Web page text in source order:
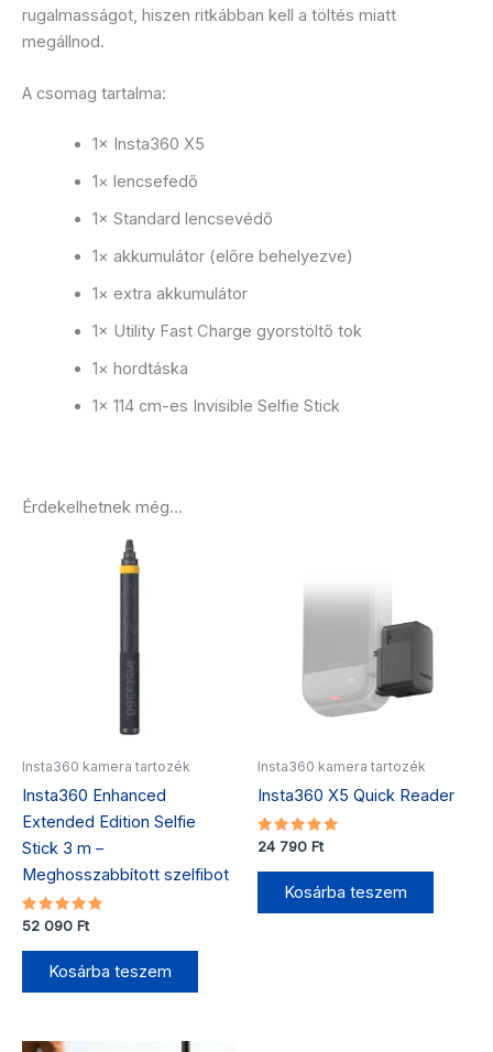
rugalmasságot, hiszen ritkábban kell a töltés miatt
megállnod.
A csomag tartalma:
1× Insta360 X5
1× lencsefedő
1× Standard lencsevédő
1× akkumulátor (előre behelyezve)
1× extra akkumulátor
1× Utility Fast Charge gyorstöltő tok
1× hordtáska
1× 114 cm-es Invisible Selfie Stick
Érdekelhetnek még…
Insta360 kamera tartozék
Insta360 Enhanced
Extended Edition Selfie
Stick 3 m –
Meghosszabbított szelfibot
Értékelés:
/ 5
52 090 Ft
Kosárba teszem
Insta360 kamera tartozék
Insta360 X5 Quick Reader
Értékelés:
/ 5
24 790 Ft
Kosárba teszem